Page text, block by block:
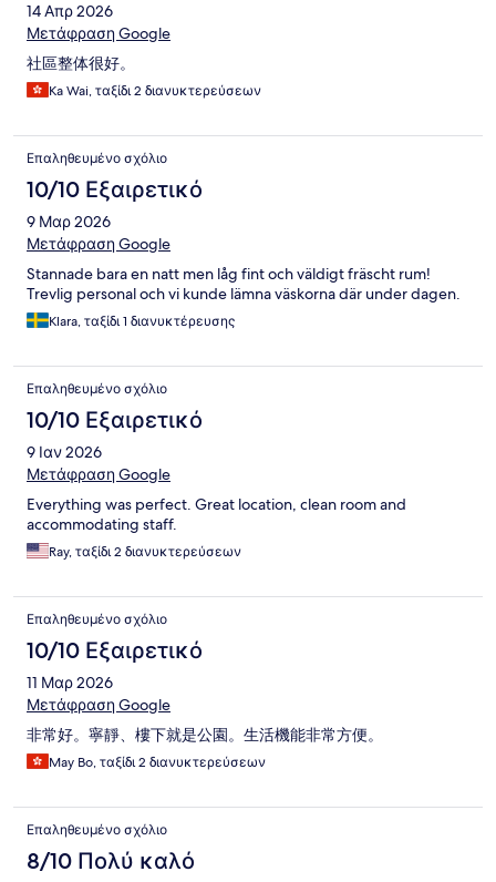
14 Απρ 2026
Μετάφραση Google
社區整体很好。
Ka Wai, ταξίδι 2 διανυκτερεύσεων
Επαληθευμένο σχόλιο
10/10 Εξαιρετικό
9 Μαρ 2026
Μετάφραση Google
Stannade bara en natt men låg fint och väldigt fräscht rum!
Trevlig personal och vi kunde lämna väskorna där under dagen.
Klara, ταξίδι 1 διανυκτέρευσης
Επαληθευμένο σχόλιο
10/10 Εξαιρετικό
9 Ιαν 2026
Μετάφραση Google
Everything was perfect. Great location, clean room and
accommodating staff.
Ray, ταξίδι 2 διανυκτερεύσεων
Επαληθευμένο σχόλιο
10/10 Εξαιρετικό
11 Μαρ 2026
Μετάφραση Google
非常好。寧靜、樓下就是公園。生活機能非常方便。
May Bo, ταξίδι 2 διανυκτερεύσεων
Επαληθευμένο σχόλιο
8/10 Πολύ καλό